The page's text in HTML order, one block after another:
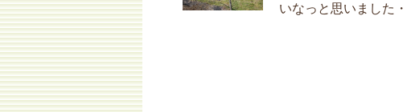
いなっと思いました・